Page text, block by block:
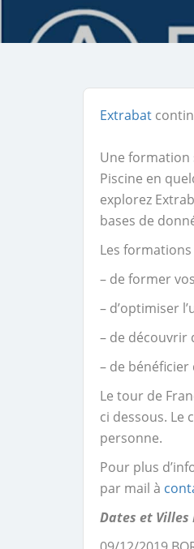
Extrabat
Une formation
Piscine en
explorez
bases de
Les
– de former
– d’optimiser
– de découvrir
– de bénéficier
Le tour de
ci dessous. Le
personne.
Pour plus
par mail à
Dates et Villes